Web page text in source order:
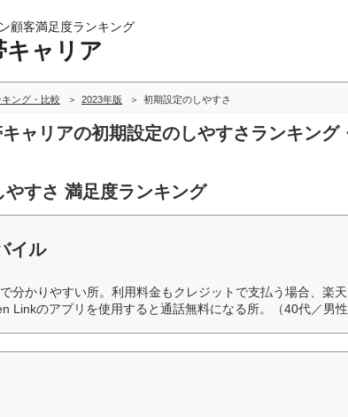
顧客満足度ランキング
キャリア
ング・比較 2023年版 初期設定のしやすさ
キャリアの初期設定のしやすさランキング
やすさ 満足度ランキング
イル
分かりやすい所。利用料金もクレジットで支払う場合、楽
Linkのアプリを使用すると通話無料になる所。（40代／男性